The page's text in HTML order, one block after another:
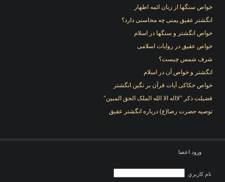
خواص سنگها از زبان ائمه اطهار
انگشتر عقیق یمنی چه محاسنی دارد؟
خواص انگشتر و سنگها در اسلام
خواص عقیق در روایات اسلامی
شرف شمس چیست؟
انگشتر و خواص آن در اسلام
خواص حکاکی آیات قرآن بر نگین انگشتر
فضیلت ذکر "لااله الا الله الملک الحق المبین"
توصیه حضرت رضا(ع) درباره انگشتر عقیق
ورود اعضا
نام کاربري